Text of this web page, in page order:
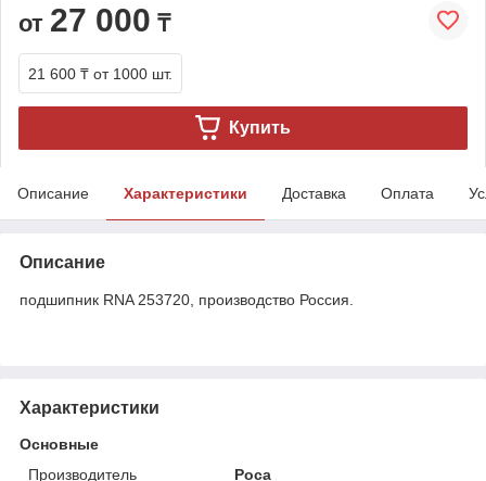
от 27 000 ₸
21 600 ₸ от 1000 шт.
Купить
Описание Характеристики Доставка Оплата
Описание
подшипник RNA 253720, производство Россия.
Характеристики
Основные
Производитель
Роса